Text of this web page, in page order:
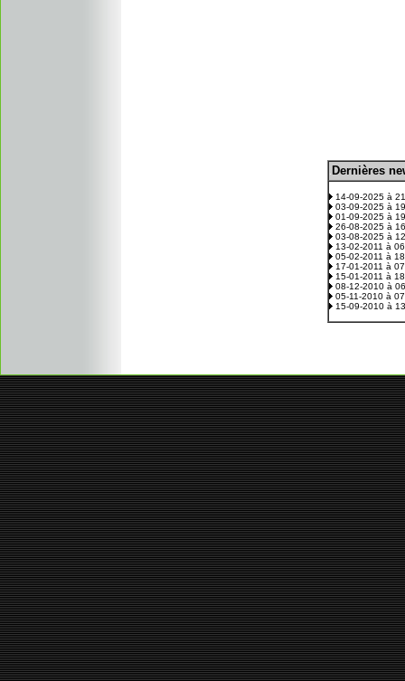
Dernières
14-09-2025 à
03-09-2025 à
01-09-2025 à
26-08-2025 à
03-08-2025 à
13-02-2011 à
05-02-2011 à
17-01-2011 à
15-01-2011 à
08-12-2010 à
05-11-2010 à
15-09-2010 à